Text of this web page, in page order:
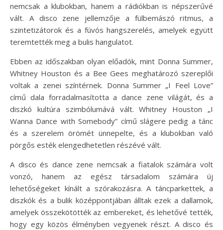
nemcsak a klubokban, hanem a rádiókban is népszerűvé
vált. A disco zene jellemzője a fülbemászó ritmus, a
szintetizátorok és a fúvós hangszerelés, amelyek együtt
teremtették meg a bulis hangulatot.
Ebben az időszakban olyan előadók, mint Donna Summer,
Whitney Houston és a Bee Gees meghatározó szereplői
voltak a zenei színtérnek. Donna Summer „I Feel Love”
című dala forradalmasította a dance zene világát, és a
diszkó kultúra szimbólumává vált. Whitney Houston „I
Wanna Dance with Somebody” című slágere pedig a tánc
és a szerelem örömét ünnepelte, és a klubokban való
pörgős esték elengedhetetlen részévé vált.
A disco és dance zene nemcsak a fiatalok számára volt
vonzó, hanem az egész társadalom számára új
lehetőségeket kínált a szórakozásra. A táncparkettek, a
diszkók és a bulik középpontjában álltak ezek a dallamok,
amelyek összekötötték az embereket, és lehetővé tették,
hogy egy közös élményben vegyenek részt. A disco és